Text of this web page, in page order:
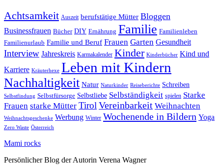
Achtsamkeit Auszeit berufstätige Mütter Bloggen
Businessfrauen Bücher DIY Ernährung Familie Familienleben
Familienurlaub Familie und Beruf Frauen Garten Gesundheit
Interview Jahreskreis Karmakalender Kinder Kinderbücher Kind und
Karriere Kräuterhexe Leben mit Kindern
Nachhaltigkeit Natur Naturkinder Reiseberichte Schreiben
Selbstfindung Selbstfürsorge Selbstliebe Selbständigkeit spielen Starke
Frauen starke Mütter TirolVereinbarkeit Weihnachten
Weihnachtsgeschenke Werbung Winter Wochenende in Bildern Yoga
Zero Waste Österreich
Mami rocks
Persönlicher Blog der Autorin Verena Wagner